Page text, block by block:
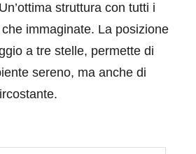
struttura con tutti i
immaginate. La posizione
a tre stelle, permette di
sereno, ma anche di